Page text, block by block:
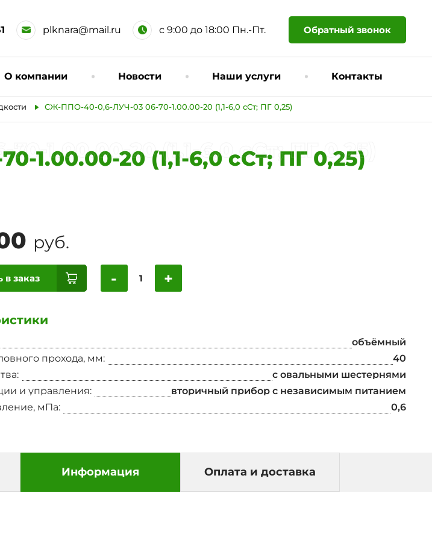
plknara@mail.ru с 9:00 до 18:00 Пн.-Пт. Обратный звонок
О компании Новости Наши услуги Контакты
СЖ-ППО-40-0,6-ЛУЧ-03 06-70-1.00.00-20 (1,1-6,0 сСт; ПГ 0,25)
20 (1,1-6,0 сСт; ПГ 0,25)
1.00.00-20 (1,1-6,0 сСт; ПГ 0,25)
руб.
в заказ - +
объёмный
прохода, мм:
40
с овальными шестернями
и управления:
вторичный прибор с независимым питанием
мПа:
0,6
Информация Оплата и доставка